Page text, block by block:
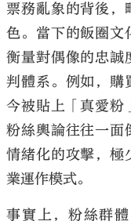
票務亂象的背後，
色。當下的飯圈文
衡量對偶像的忠誠
判體系。例如，購
今被貼上「真愛粉
粉絲輿論往往一面
情緒化的攻擊，極
業運作模式。
事實上，粉絲群